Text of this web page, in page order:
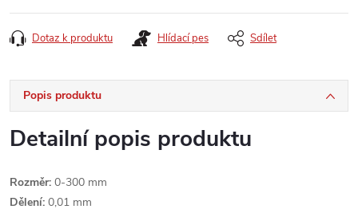
Dotaz k produktu Hlídací pes Sdílet
Popis produktu
Detailní popis produktu
Rozměr: 0-300 mm
Dělení: 0,01 mm